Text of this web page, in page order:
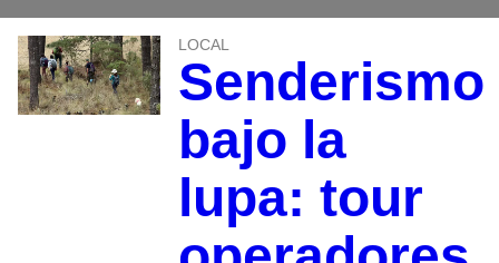
LOCAL
Senderismo
bajo la
lupa: tour